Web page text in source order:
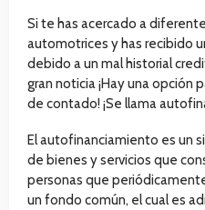
Si te has acercado a
automotrices y has recibido
debido a un mal historial
gran noticia ¡Hay una opción
de contado! ¡Se llama
El autofinanciamiento es un
de bienes y servicios que
personas que
un fondo común, el cual es